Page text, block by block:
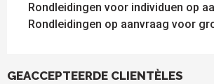
Rondleidingen voor individuen op
Rondleidingen op aanvraag voor
GEACCEPTEERDE CLIENTÈLES